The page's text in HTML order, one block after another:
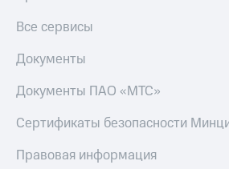
Все сервисы
Документы
Документы ПАО «МТС»
Сертификаты безопасности
Правовая информация